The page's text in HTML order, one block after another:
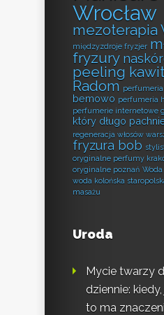
Wrocław
mezoterapia
międzyzdroje fryzjer
fryzury
peeling
Radom
bemowo perfumeria
perfumerie internetowe
który długo
regeneracja włosów
fryzura bob
oryginalne perfumy
oryginalne poznań
woda kolońska
masażu
Uroda
Mycie twarzy
dziennie:
to ma